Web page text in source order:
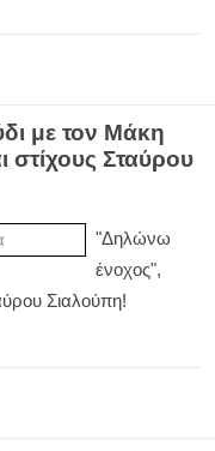
με τον Μάκη
στίχους Σταύρου
"Δηλώνω
ένοχος",
Σιαλούπη!